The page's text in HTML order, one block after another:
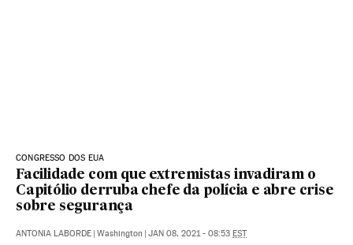
CONGRESSO DOS EUA
Facilidade com que extremistas invadiram o
Capitólio derruba chefe da polícia e abre crise
sobre segurança
ANTONIA LABORDE | Washington | JAN 08, 2021 - 08:53 EST